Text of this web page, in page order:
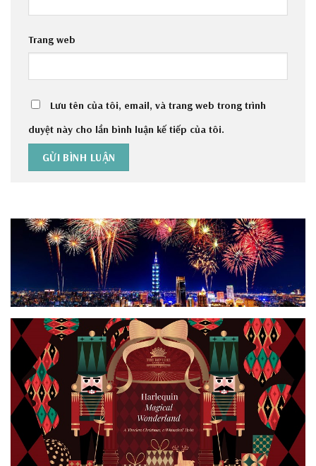
Trang web
Lưu tên của tôi, email, và trang web trong trình
duyệt này cho lần bình luận kế tiếp của tôi.